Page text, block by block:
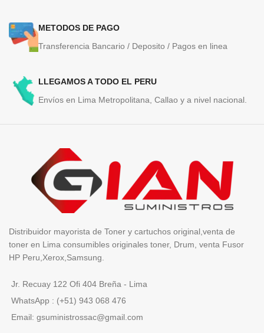
METODOS DE PAGO
Transferencia Bancario / Deposito / Pagos en linea
LLEGAMOS A TODO EL PERU
Envíos en Lima Metropolitana, Callao y a nivel nacional.
Distribuidor mayorista de Toner y cartuchos original,venta de
toner en Lima consumibles originales toner, Drum, venta Fusor
HP Peru,Xerox,Samsung.
Jr. Recuay 122 Ofi 404 Breña - Lima
WhatsApp : (+51) 943 068 476
Email: gsuministrossac@gmail.com